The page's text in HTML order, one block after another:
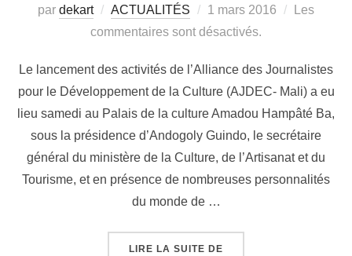
par dekart ACTUALITÉS 1 mars 2016
Les
commentaires sont désactivés.
Le lancement des activités de l’Alliance des Journalistes
pour le Développement de la Culture (AJDEC- Mali) a eu
lieu samedi au Palais de la culture Amadou Hampâté Ba,
sous la présidence d’Andogoly Guindo, le secrétaire
général du ministère de la Culture, de l’Artisanat et du
Tourisme, et en présence de nombreuses personnalités
du monde de …
LIRE LA SUITE DE